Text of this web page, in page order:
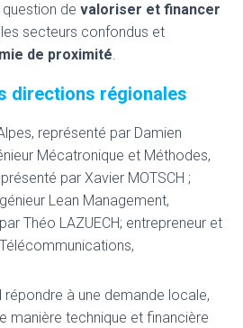
de valoriser et financer
secteurs confondus et
de proximité.
directions régionales
représenté par Damien
Mécatronique et Méthodes,
par Xavier MOTSCH ;
Lean Management,
Théo LAZUECH; entrepreneur et
à une demande locale,
manière technique et financière